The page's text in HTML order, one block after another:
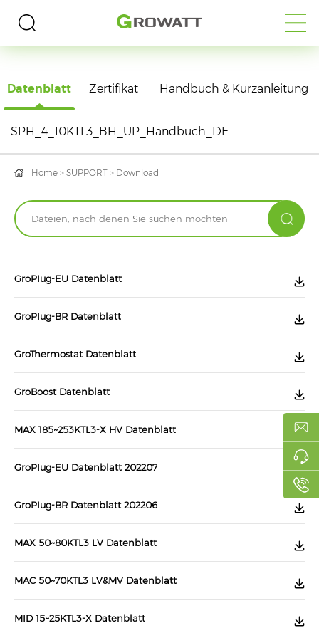
DOWNLOAD
Datenblatt Zertifikat Handbuch & Kurzanleitung
SPH_4_10KTL3_BH_UP_Handbuch_DE
Home >SUPPORT > Download
GroPIug-EU Datenblatt
GroPIug-BR Datenblatt
GroThermostat Datenblatt
GroBoost Datenblatt
MAX 185~253KTL3-X HV Datenblatt
GroPIug-EU Datenblatt 202207
GroPIug-BR Datenblatt 202206
MAX 50~80KTL3 LV Datenblatt
MAC 50~70KTL3 LV&MV Datenblatt
MID 15~25KTL3-X Datenblatt